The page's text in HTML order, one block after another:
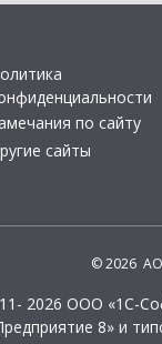
по сайту
сайты
© 2026 АО
2026 ООО «1С-
8» и